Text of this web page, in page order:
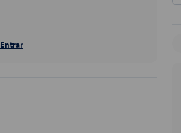
Entrar